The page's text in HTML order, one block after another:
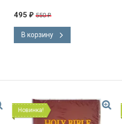
495 ₽ 550₽
В корзину
Новинка!